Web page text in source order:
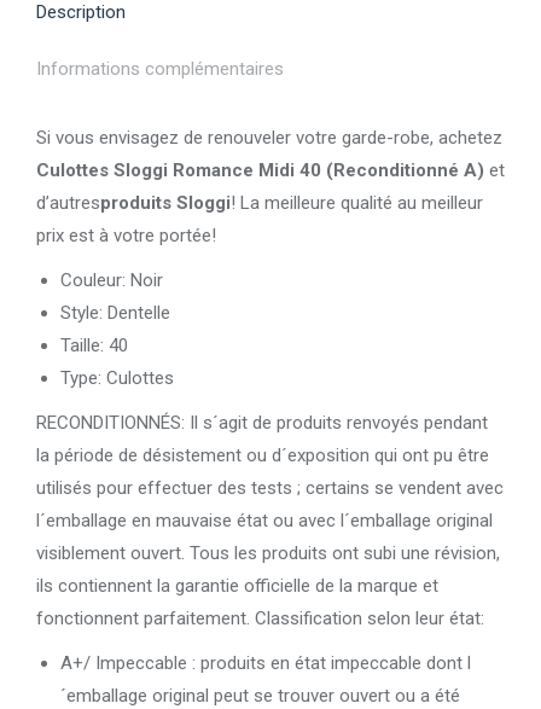
Description
Informations complémentaires
Si vous envisagez de renouveler votre garde-robe, achetez
Culottes Sloggi Romance Midi 40 (Reconditionné A) et
d’autresproduits Sloggi! La meilleure qualité au meilleur
prix est à votre portée!
Couleur: Noir
Style: Dentelle
Taille: 40
Type: Culottes
RECONDITIONNÉS: Il s´agit de produits renvoyés pendant
la période de désistement ou d´exposition qui ont pu être
utilisés pour effectuer des tests ; certains se vendent avec
l´emballage en mauvaise état ou avec l´emballage original
visiblement ouvert. Tous les produits ont subi une révision,
ils contiennent la garantie officielle de la marque et
fonctionnent parfaitement. Classification selon leur état:
A+/ Impeccable : produits en état impeccable dont l
´emballage original peut se trouver ouvert ou a été